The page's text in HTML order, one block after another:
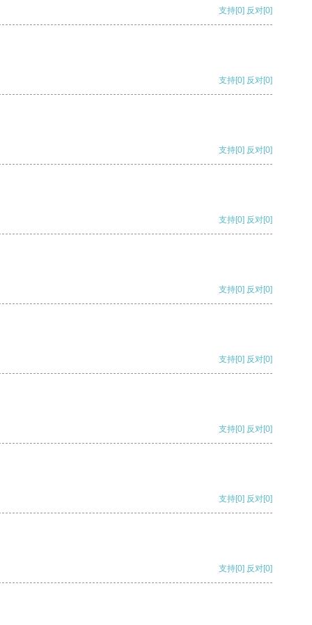
支持[0] 反对[0]
支持[0] 反对[0]
支持[0] 反对[0]
支持[0] 反对[0]
支持[0] 反对[0]
支持[0] 反对[0]
支持[0] 反对[0]
支持[0] 反对[0]
支持[0] 反对[0]